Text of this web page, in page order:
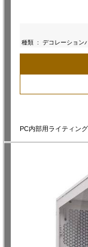
種類 : デコレーション
PC内部用ライティン